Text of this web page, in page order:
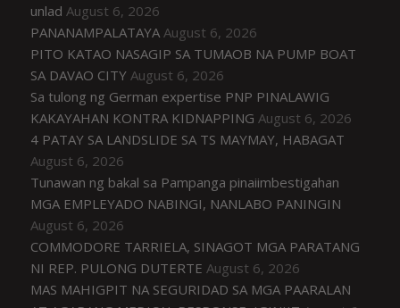
unlad August 6, 2026
PANANAMPALATAYA August 6, 2026
PITO KATAO NASAGIP SA TUMAOB NA PUMP BOAT
SA DAVAO CITY August 6, 2026
Sa tulong ng German expertise PNP PINALAWIG
KAKAYAHAN KONTRA KIDNAPPING August 6, 2026
4 PATAY SA LANDSLIDE SA TS MAYMAY, HABAGAT
August 6, 2026
Tunawan ng bakal sa Pampanga pinaiimbestigahan
MGA EMPLEYADO NABINGI, NANLABO PANINGIN
August 6, 2026
COMMODORE TARRIELA, SINAGOT MGA PARATANG
NI REP. PULONG DUTERTE August 6, 2026
MAS MAHIGPIT NA SEGURIDAD SA MGA PAARALAN